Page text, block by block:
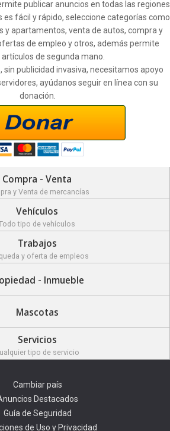
publicar anuncios en todas las regiones
es fácil y rápido, seleccione categorías como
y apartamentos, venta de autos, compra y
de empleo y otros, además permite
de segunda mano.
sin publicidad invasiva, necesitamos apoyo
ayúdanos seguir en línea con su
donación.
Compra - Venta
y Venta de mercancías
Vehículos
tipo de vehículos
Trabajos
y oferta de empleos
- Inmueble
Mascotas
Servicios
tipo de servicio
Cambiar país
Destacados
Guía de Seguridad
de Uso y Privacidad